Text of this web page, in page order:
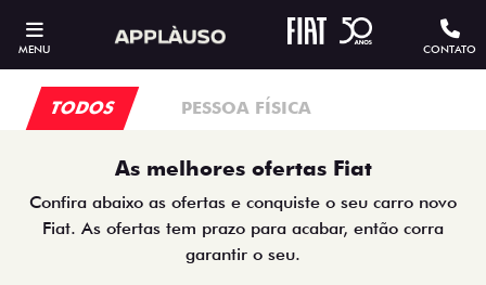
MENU CONTATO
TODOS PESSOA FÍSICA
As melhores ofertas Fiat
Confira abaixo as ofertas e conquiste o seu carro novo
Fiat. As ofertas tem prazo para acabar, então corra
garantir o seu.